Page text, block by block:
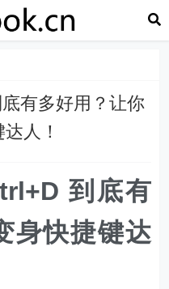
有多好用？让你
人！
到底有
身快捷键达